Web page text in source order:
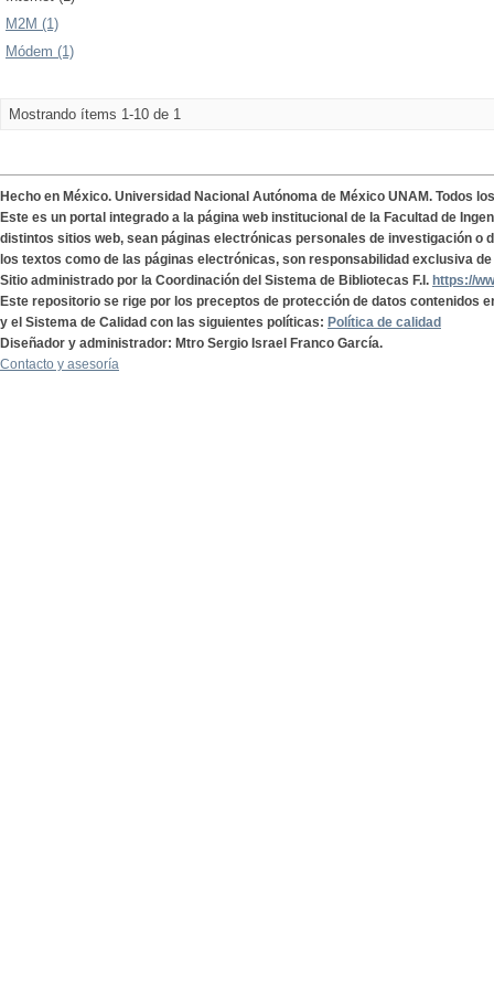
M2M (1)
Módem (1)
Mostrando ítems 1-10 de 1
Hecho en México. Universidad Nacional Autónoma de México UNAM. Todos
Este es un portal integrado a la página web institucional de la Facultad de
distintos sitios web, sean páginas electrónicas personales de investigación o
los textos como de las páginas electrónicas, son responsabilidad exclusiva
Sitio administrado por la Coordinación del Sistema de Bibliotecas F.I. https://
Este repositorio se rige por los preceptos de protección de datos contenidos
y el Sistema de Calidad con las siguientes políticas: Política de calidad
Diseñador y administrador: Mtro Sergio Israel Franco García.
Contacto y asesoría